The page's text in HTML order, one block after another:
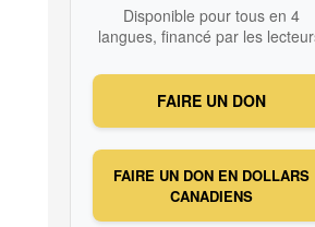
Disponible pour tous en 4
langues, financé par les
FAIRE UN DON
FAIRE UN DON EN DOLLARS
CANADIENS